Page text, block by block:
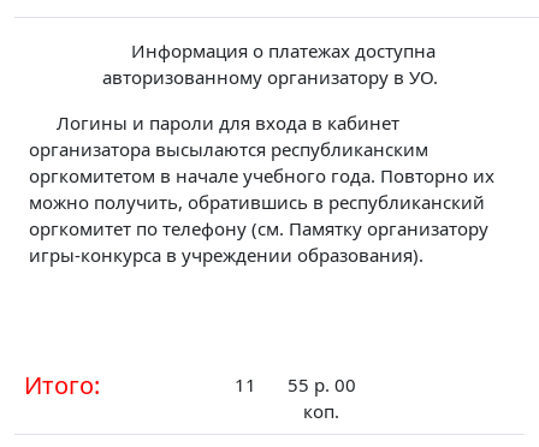
Информация о платежах доступна
авторизованному организатору в УО.
Логины и пароли для входа в кабинет
организатора высылаются республиканским
оргкомитетом в начале учебного года. Повторно их
можно получить, обратившись в республиканский
оргкомитет по телефону (см. Памятку организатору
игры-конкурса в учреждении образования).
Итого: 11
55 р. 00
коп.